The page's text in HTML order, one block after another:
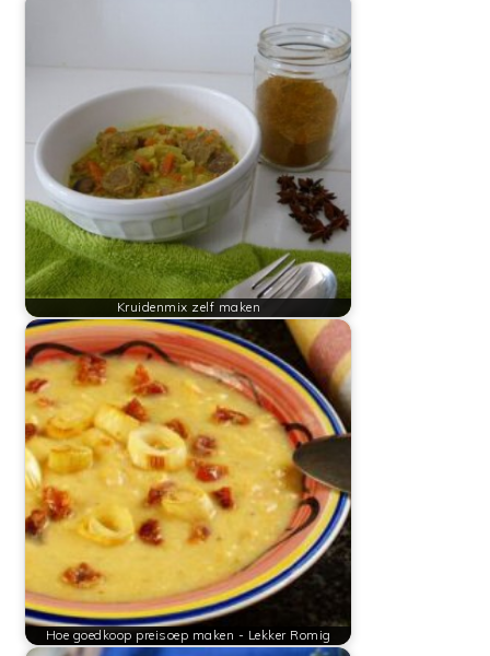
Kruidenmix zelf maken
Hoe goedkoop preisoep maken - Lekker Romig